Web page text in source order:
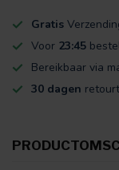
Gratis
Voor 23:45
Bereikbaar via
30 dagen